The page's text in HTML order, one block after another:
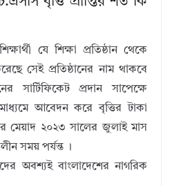
যে শিক্ষা প্রতিষ্ঠান থেকে
সেই প্রতিষ্ঠানের নাম থাকবে
সার্টিফিকেট প্রদান সাপেক্ষে
মাধ্যমে আবেদন করে বৃত্তির টাকা
মেয়াদ ২০২৩ সালের জুলাই মাস
সময় পর্যন্ত ।
অবশ্যই বাংলাদেশের নাগরিক